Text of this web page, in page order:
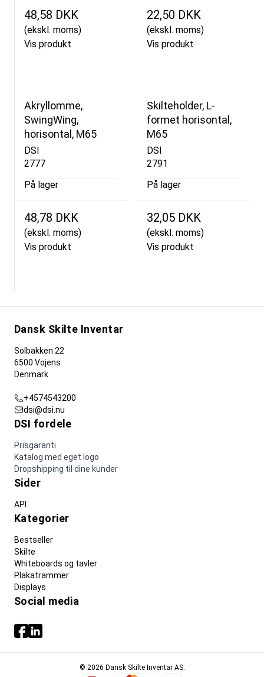
48,58 DKK
(ekskl. moms)
Vis produkt
22,50 DKK
(ekskl. moms)
Vis produkt
Akryllomme,
SwingWing,
horisontal, M65
DSI
2777
På lager
48,78 DKK
(ekskl. moms)
Vis produkt
Skilteholder, L-
formet horisontal,
M65
DSI
2791
På lager
32,05 DKK
(ekskl. moms)
Vis produkt
Dansk Skilte Inventar
Solbakken 22
6500 Vojens
Denmark
+4574543200
dsi@dsi.nu
DSI fordele
Prisgaranti
Katalog med eget logo
Dropshipping til dine kunder
Sider
API
Kategorier
Bestseller
Skilte
Whiteboards og tavler
Plakatrammer
Displays
Social media
© 2026 Dansk Skilte Inventar AS.